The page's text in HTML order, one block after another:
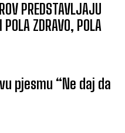
PREDSTAVLJAJU
ZDRAVO, POLA
pjesmu “Ne daj da